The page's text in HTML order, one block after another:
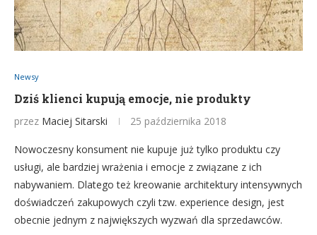
Newsy
Dziś klienci kupują emocje, nie produkty
przez Maciej Sitarski 25 października 2018
Nowoczesny konsument nie kupuje już tylko produktu czy
usługi, ale bardziej wrażenia i emocje z związane z ich
nabywaniem. Dlatego też kreowanie architektury intensywnych
doświadczeń zakupowych czyli tzw. experience design, jest
obecnie jednym z największych wyzwań dla sprzedawców.